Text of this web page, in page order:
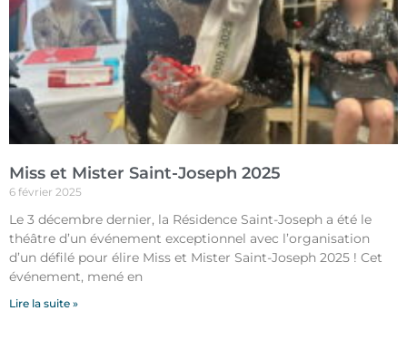
Miss et Mister Saint-Joseph 2025
6 février 2025
Le 3 décembre dernier, la Résidence Saint-Joseph a été le
théâtre d’un événement exceptionnel avec l’organisation
d’un défilé pour élire Miss et Mister Saint-Joseph 2025 ! Cet
événement, mené en
Lire la suite »